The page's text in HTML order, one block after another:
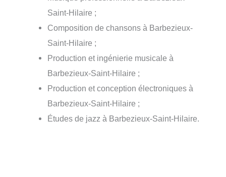
Saint-Hilaire ;
Composition de chansons à Barbezieux-
Saint-Hilaire ;
Production et ingénierie musicale à
Barbezieux-Saint-Hilaire ;
Production et conception électroniques à
Barbezieux-Saint-Hilaire ;
Études de jazz à Barbezieux-Saint-Hilaire.